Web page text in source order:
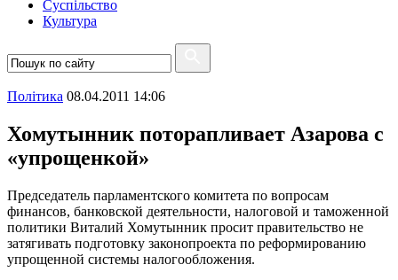
Суспiльство
Культура
Полiтика 08.04.2011 14:06
Хомутынник поторапливает Азарова с
«упрощенкой»
Председатель парламентского комитета по вопросам
финансов, банковской деятельности, налоговой и таможенной
политики Виталий Хомутынник просит правительство не
затягивать подготовку законопроекта по реформированию
упрощенной системы налогообложения.